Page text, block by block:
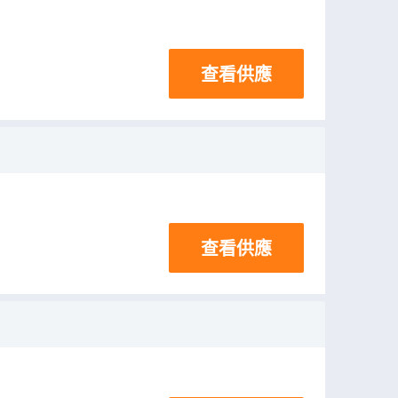
查看供應
查看供應